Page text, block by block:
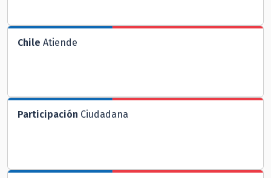
Chile Atiende
Participación Ciudadana